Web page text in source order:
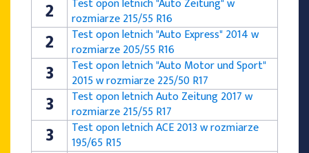
2
Test opon letnich "Auto Zeitung" w
rozmiarze 215/55 R16
2
Test opon letnich "Auto Express" 2014 w
rozmiarze 205/55 R16
3
Test opon letnich "Auto Motor und Sport"
2015 w rozmiarze 225/50 R17
3
Test opon letnich Auto Zeitung 2017 w
rozmiarze 215/55 R17
3
Test opon letnich ACE 2013 w rozmiarze
195/65 R15